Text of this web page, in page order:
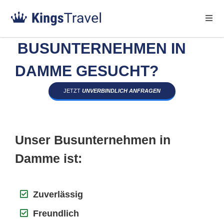
BUSUNTERNEHMEN IN
DAMME GESUCHT?
JETZT UNVERBINDLICH ANFRAGEN
Unser Busunternehmen in
Damme ist:
Zuverlässig
Freundlich